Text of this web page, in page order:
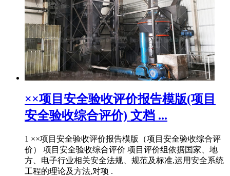
××项目安全验收评价报告模版(项目
安全验收综合评价) 文档 ...
1 ××项目安全验收评价报告模版（项目安全验收综合评
价） 项目安全验收综合评价 项目评价组依据国家、地
方、电子行业相关安全法规、规范及标准,运用安全系统
工程的理论及方法,对项 .